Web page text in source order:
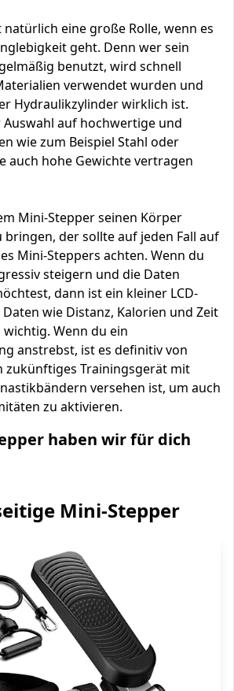
eine große Rolle, wenn es
geht. Denn wer sein
benutzt, wird schnell
verwendet wurden und
Hydraulikzylinder wirklich ist.
auf hochwertige und
wie zum Beispiel Stahl oder
auch hohe Gewichte vertragen
Mini-Stepper seinen Körper
bringen, der sollte auf jeden Fall auf
Mini-Steppers achten. Wenn du
steigern und die Daten
dann ist ein kleiner LCD-
wie Distanz, Kalorien und Zeit
Wenn du ein
anstrebst, ist es definitiv von
zukünftiges Trainingsgerät mit
versehen ist, um auch
zu aktivieren.
haben wir für dich
Mini-Stepper